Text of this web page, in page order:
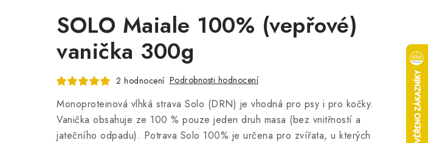
SOLO Maiale 100% (vepřové)
vanička 300g
2 hodnocení Podrobnosti hodnocení
Monoproteinová vlhká strava Solo (DRN) je vhodná pro psy i pro kočky.
Vanička obsahuje ze 100 % pouze jeden druh masa (bez vnitřností a
jatečního odpadu). Potrava Solo 100% je určena pro zvířata, u kterých